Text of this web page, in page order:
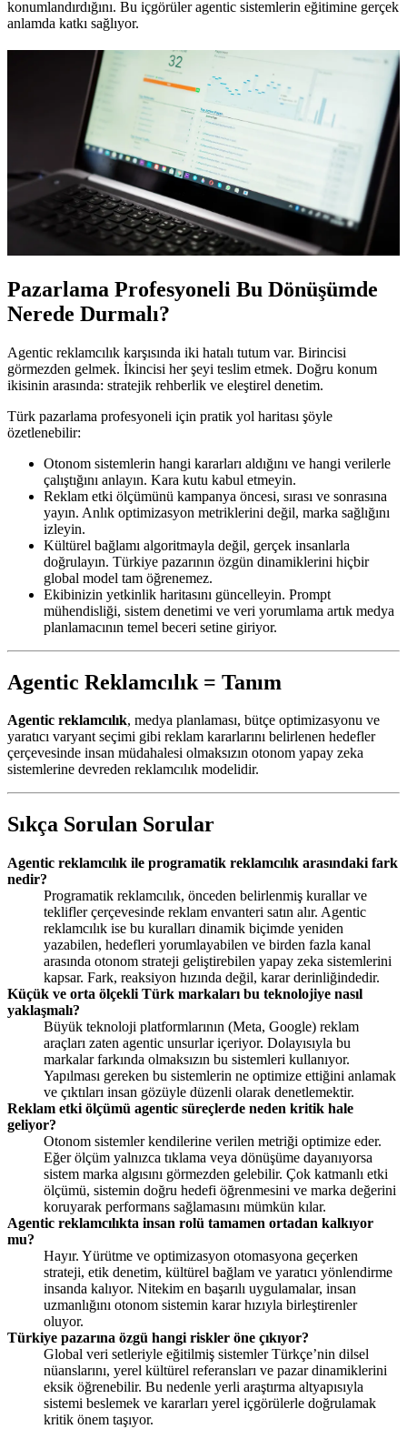
konumlandırdığını. Bu içgörüler agentic sistemlerin eğitimine gerçek
anlamda katkı sağlıyor.
Pazarlama Profesyoneli Bu Dönüşümde
Nerede Durmalı?
Agentic reklamcılık karşısında iki hatalı tutum var. Birincisi
görmezden gelmek. İkincisi her şeyi teslim etmek. Doğru konum
ikisinin arasında: stratejik rehberlik ve eleştirel denetim.
Türk pazarlama profesyoneli için pratik yol haritası şöyle
özetlenebilir:
Otonom sistemlerin hangi kararları aldığını ve hangi verilerle
çalıştığını anlayın. Kara kutu kabul etmeyin.
Reklam etki ölçümünü kampanya öncesi, sırası ve sonrasına
yayın. Anlık optimizasyon metriklerini değil, marka sağlığını
izleyin.
Kültürel bağlamı algoritmayla değil, gerçek insanlarla
doğrulayın. Türkiye pazarının özgün dinamiklerini hiçbir
global model tam öğrenemez.
Ekibinizin yetkinlik haritasını güncelleyin. Prompt
mühendisliği, sistem denetimi ve veri yorumlama artık medya
planlamacının temel beceri setine giriyor.
Agentic Reklamcılık = Tanım
Agentic reklamcılık, medya planlaması, bütçe optimizasyonu ve
yaratıcı varyant seçimi gibi reklam kararlarını belirlenen hedefler
çerçevesinde insan müdahalesi olmaksızın otonom yapay zeka
sistemlerine devreden reklamcılık modelidir.
Sıkça Sorulan Sorular
Agentic reklamcılık ile programatik reklamcılık arasındaki fark
nedir?
Programatik reklamcılık, önceden belirlenmiş kurallar ve
teklifler çerçevesinde reklam envanteri satın alır. Agentic
reklamcılık ise bu kuralları dinamik biçimde yeniden
yazabilen, hedefleri yorumlayabilen ve birden fazla kanal
arasında otonom strateji geliştirebilen yapay zeka sistemlerini
kapsar. Fark, reaksiyon hızında değil, karar derinliğindedir.
Küçük ve orta ölçekli Türk markaları bu teknolojiye nasıl
yaklaşmalı?
Büyük teknoloji platformlarının (Meta, Google) reklam
araçları zaten agentic unsurlar içeriyor. Dolayısıyla bu
markalar farkında olmaksızın bu sistemleri kullanıyor.
Yapılması gereken bu sistemlerin ne optimize ettiğini anlamak
ve çıktıları insan gözüyle düzenli olarak denetlemektir.
Reklam etki ölçümü agentic süreçlerde neden kritik hale
geliyor?
Otonom sistemler kendilerine verilen metriği optimize eder.
Eğer ölçüm yalnızca tıklama veya dönüşüme dayanıyorsa
sistem marka algısını görmezden gelebilir. Çok katmanlı etki
ölçümü, sistemin doğru hedefi öğrenmesini ve marka değerini
koruyarak performans sağlamasını mümkün kılar.
Agentic reklamcılıkta insan rolü tamamen ortadan kalkıyor
mu?
Hayır. Yürütme ve optimizasyon otomasyona geçerken
strateji, etik denetim, kültürel bağlam ve yaratıcı yönlendirme
insanda kalıyor. Nitekim en başarılı uygulamalar, insan
uzmanlığını otonom sistemin karar hızıyla birleştirenler
oluyor.
Türkiye pazarına özgü hangi riskler öne çıkıyor?
Global veri setleriyle eğitilmiş sistemler Türkçe’nin dilsel
nüanslarını, yerel kültürel referansları ve pazar dinamiklerini
eksik öğrenebilir. Bu nedenle yerli araştırma altyapısıyla
sistemi beslemek ve kararları yerel içgörülerle doğrulamak
kritik önem taşıyor.